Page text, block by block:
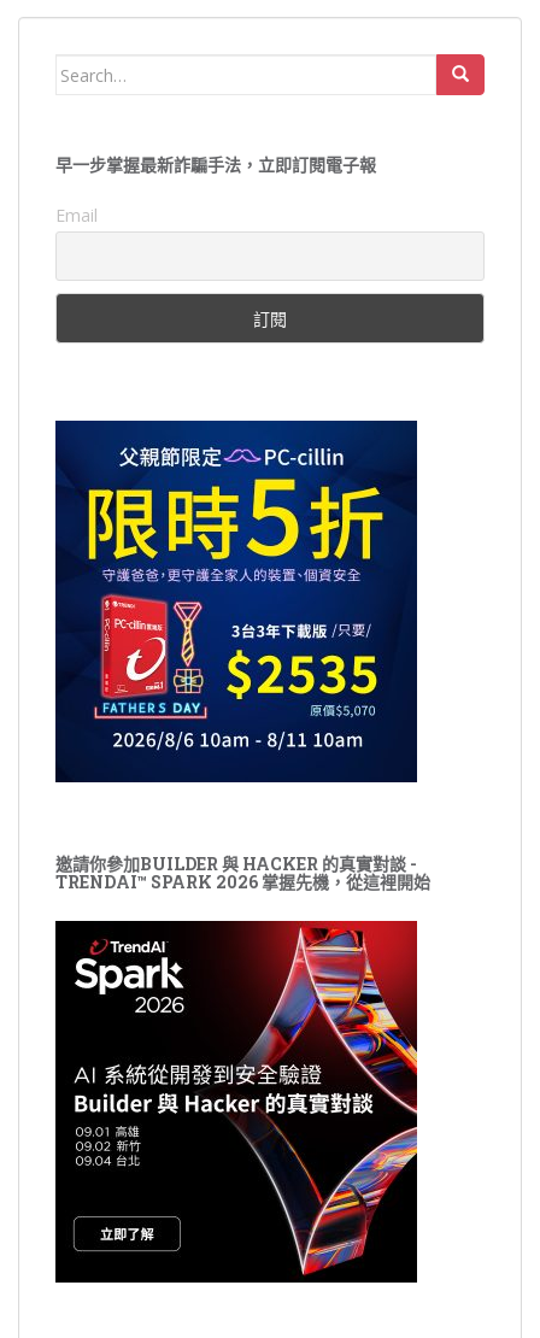
Search
早一步掌握最新詐騙手法，立即訂閱電子報
Email
邀請你參加BUILDER 與 HACKER 的真實對談 -
TRENDAI™ SPARK 2026 掌握先機，從這裡開始